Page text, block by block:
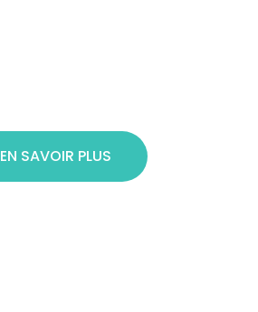
EN SAVOIR PLUS